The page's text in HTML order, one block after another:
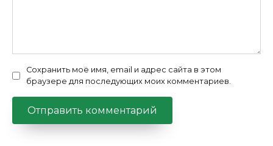
Сохранить моё имя, email и адрес сайта в этом
браузере для последующих моих комментариев.